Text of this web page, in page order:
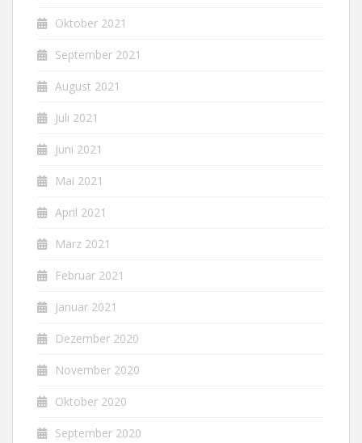
Oktober 2021
September 2021
August 2021
Juli 2021
Juni 2021
Mai 2021
April 2021
März 2021
Februar 2021
Januar 2021
Dezember 2020
November 2020
Oktober 2020
September 2020